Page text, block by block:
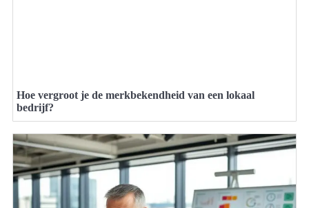
Hoe vergroot je de merkbekendheid van een lokaal
bedrijf?